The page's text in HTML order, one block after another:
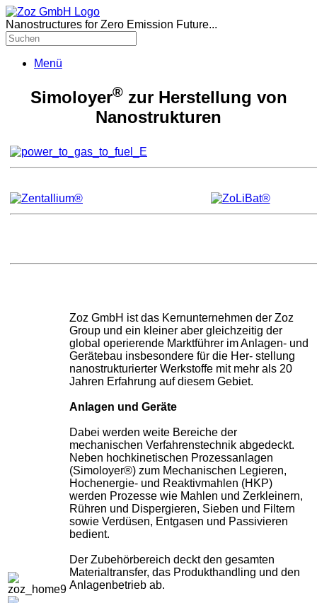
Nanostructures for Zero Emission Future...
Menü
Simoloyer®zur Herstellung von
Nanostrukturen
Zoz GmbH ist das Kernunternehmen der Zoz
Group und ein kleiner aber gleichzeitig der
global operierende Marktführer im Anlagen- und
Gerätebau insbesondere für die Her- stellung
nanostrukturierter Werkstoffe mit mehr als 20
Jahren Erfahrung auf diesem Gebiet.
Anlagen und Geräte
Dabei werden weite Bereiche der
mechanischen Verfahrenstechnik abgedeckt.
Neben hochkinetischen Prozessanlagen
(Simoloyer®) zum Mechanischen Legieren,
Hochenergie- und Reaktivmahlen (HKP)
werden Prozesse wie Mahlen und Zerkleinern,
Rühren und Dispergieren, Sieben und Filtern
sowie Verdüsen, Entgasen und Passivieren
bedient.
Der Zubehörbereich deckt den gesamten
Materialtransfer, das Produkthandling und den
Anlagenbetrieb ab.